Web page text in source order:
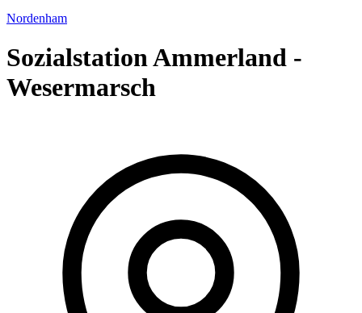
Nordenham
Sozialstation Ammerland -
Wesermarsch